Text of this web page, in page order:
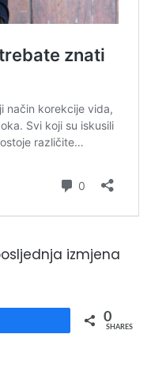
izmjena
0
SHARES